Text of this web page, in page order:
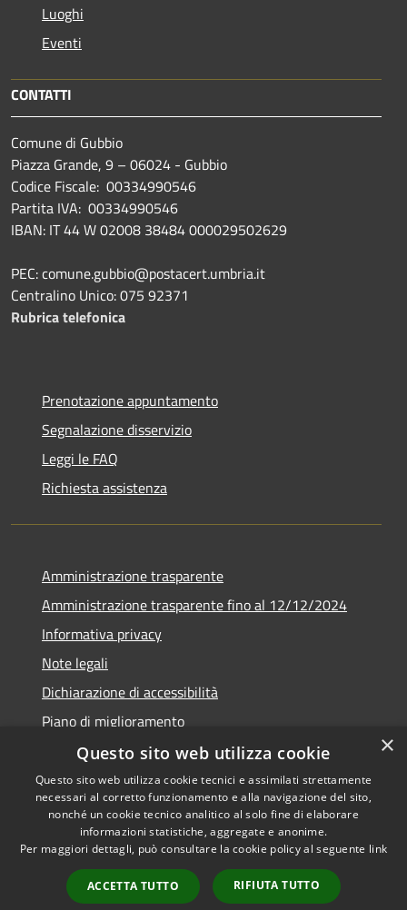
Luoghi
Eventi
CONTATTI
Comune di Gubbio
Piazza Grande, 9 – 06024 - Gubbio
Codice Fiscale: 00334990546
Partita IVA: 00334990546
IBAN: IT 44 W 02008 38484 000029502629
PEC: comune.gubbio@postacert.umbria.it
Centralino Unico: 075 92371
Rubrica telefonica
Prenotazione appuntamento
Segnalazione disservizio
Leggi le FAQ
Richiesta assistenza
Amministrazione trasparente
Amministrazione trasparente fino al 12/12/2024
Informativa privacy
Note legali
Dichiarazione di accessibilità
Piano di miglioramento
Accessibility
Privacy
Sitemap
Copyright © 2026 • Town of •
Powered byMunicipium
Admin access
×
Questo sito web utilizza cookie
Questo sito web utilizza cookie tecnici e assimilati strettamente
necessari al corretto funzionamento e alla navigazione del sito,
nonché un cookie tecnico analitico al solo fine di elaborare
informazioni statistiche, aggregate e anonime.
Per maggiori dettagli, può consultare la cookie policy al seguente link
ACCETTA TUTTO RIFIUTA TUTTO